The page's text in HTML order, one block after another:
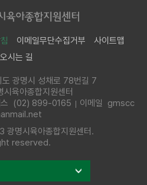
이메일무단수집거부
사이트맵
오시는 길
광명시 성채로 78번길 7
시육아종합지원센터
스 (02) 899-0165
이메일 gmscc
명시육아종합지원센터.
reserved.